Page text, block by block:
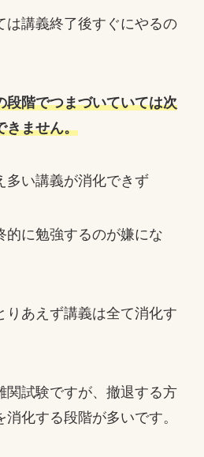
は講義終了後すぐにやるの
段階でつまづいていては次
きません。
多い講義が消化できず
的に勉強するのが嫌にな
りあえず講義は全て消化す
関試験ですが、撤退する方
化する段階が多いです。